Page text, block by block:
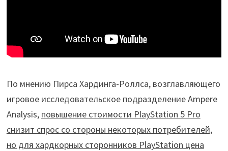
По мнению Пирса Хардинга-Роллса, возглавляющего
игровое исследовательское подразделение Ampere
Analysis, повышение стоимости PlayStation 5 Pro
снизит спрос со стороны некоторых потребителей,
но для хардкорных сторонников PlayStation цена